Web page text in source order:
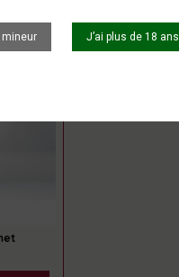
J’ai plus de 18 ans